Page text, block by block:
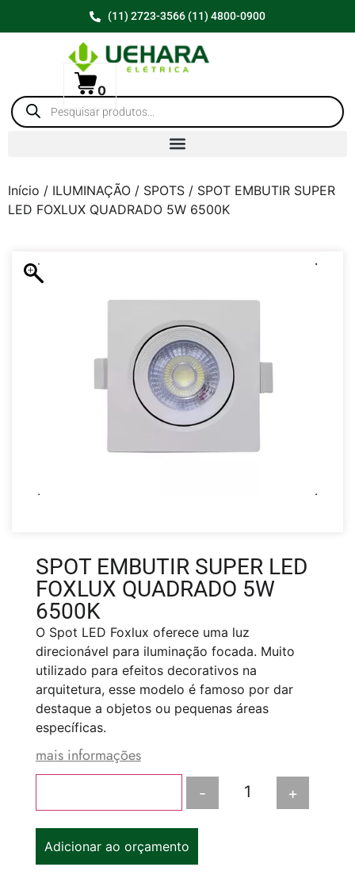
(11) 2723-3566 (11) 4800-0900
0
Início / ILUMINAÇÃO / SPOTS / SPOT EMBUTIR SUPER
LED FOXLUX QUADRADO 5W 6500K
SPOT EMBUTIR SUPER LED
FOXLUX QUADRADO 5W
6500K
O Spot LED Foxlux oferece uma luz
direcionável para iluminação focada. Muito
utilizado para efeitos decorativos na
arquitetura, esse modelo é famoso por dar
destaque a objetos ou pequenas áreas
específicas.
mais informações
- +
Adicionar ao orçamento